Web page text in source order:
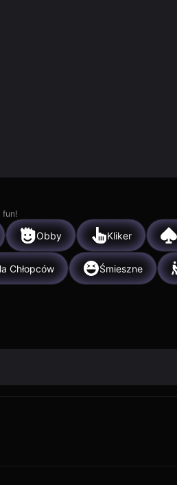
fun!
Obby Kliker
Chłopców Śmieszne